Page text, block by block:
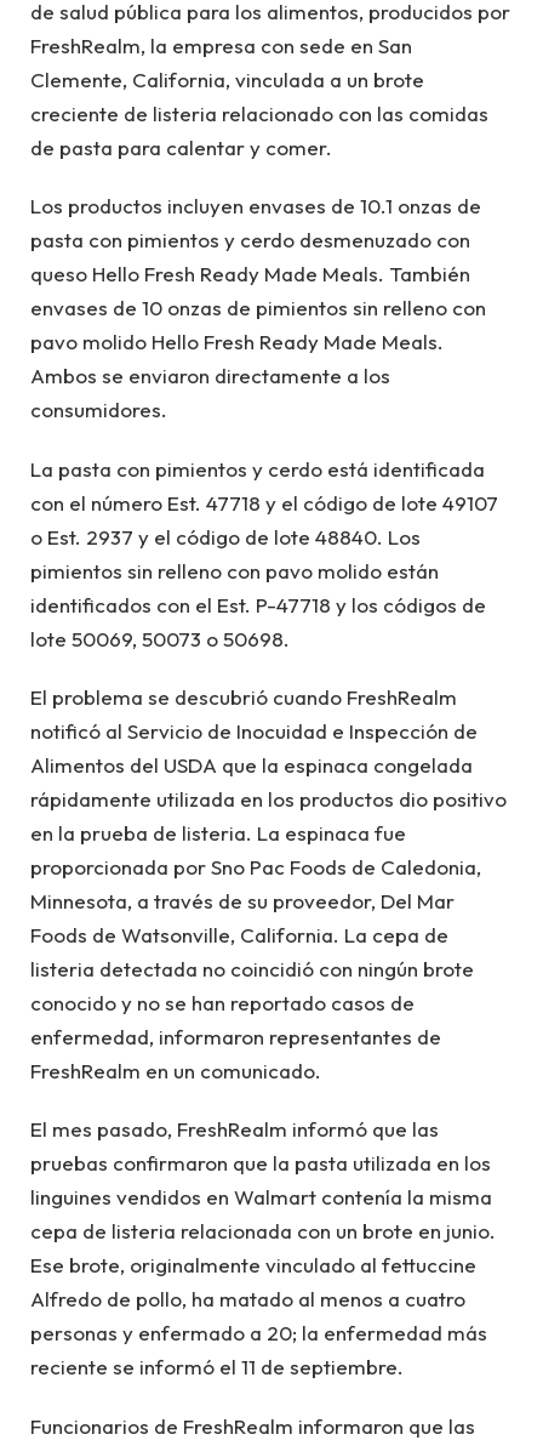
de salud pública para los alimentos, producidos por
FreshRealm, la empresa con sede en San
Clemente, California, vinculada a un brote
creciente de listeria relacionado con las comidas
de pasta para calentar y comer.
Los productos incluyen envases de 10.1 onzas de
pasta con pimientos y cerdo desmenuzado con
queso Hello Fresh Ready Made Meals. También
envases de 10 onzas de pimientos sin relleno con
pavo molido Hello Fresh Ready Made Meals.
Ambos se enviaron directamente a los
consumidores.
La pasta con pimientos y cerdo está identificada
con el número Est. 47718 y el código de lote 49107
o Est. 2937 y el código de lote 48840. Los
pimientos sin relleno con pavo molido están
identificados con el Est. P-47718 y los códigos de
lote 50069, 50073 o 50698.
El problema se descubrió cuando FreshRealm
notificó al Servicio de Inocuidad e Inspección de
Alimentos del USDA que la espinaca congelada
rápidamente utilizada en los productos dio positivo
en la prueba de listeria. La espinaca fue
proporcionada por Sno Pac Foods de Caledonia,
Minnesota, a través de su proveedor, Del Mar
Foods de Watsonville, California. La cepa de
listeria detectada no coincidió con ningún brote
conocido y no se han reportado casos de
enfermedad, informaron representantes de
FreshRealm en un comunicado.
El mes pasado, FreshRealm informó que las
pruebas confirmaron que la pasta utilizada en los
linguines vendidos en Walmart contenía la misma
cepa de listeria relacionada con un brote en junio.
Ese brote, originalmente vinculado al fettuccine
Alfredo de pollo, ha matado al menos a cuatro
personas y enfermado a 20; la enfermedad más
reciente se informó el 11 de septiembre.
Funcionarios de FreshRealm informaron que las